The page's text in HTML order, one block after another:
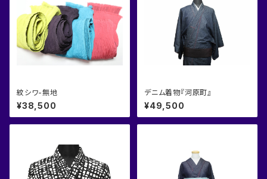
紋シワ-無地
¥38,500
デニム着物『河原町』
¥49,500